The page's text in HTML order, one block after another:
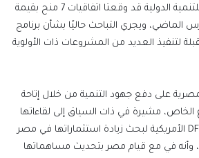
الدولي والوكالة الأمريكية للتنمية الدولية قد وقعتا اتفاقيات 7 منح بقيمة
الماضي، ويجري التباحث حاليًا بشأن برنامج
لتنفيذ العديد من المشروعات ذات الأولوية
على دفع جهود التنمية من خلال إتاحة
مشيرة في ذات السياق إلى لقاءاتها
المتعددة مع مؤسسة DFC الأمريكية لبحث زيادة استثماراتها في مصر
وأنه في مع قيام مصر بتحديث مساهماتها